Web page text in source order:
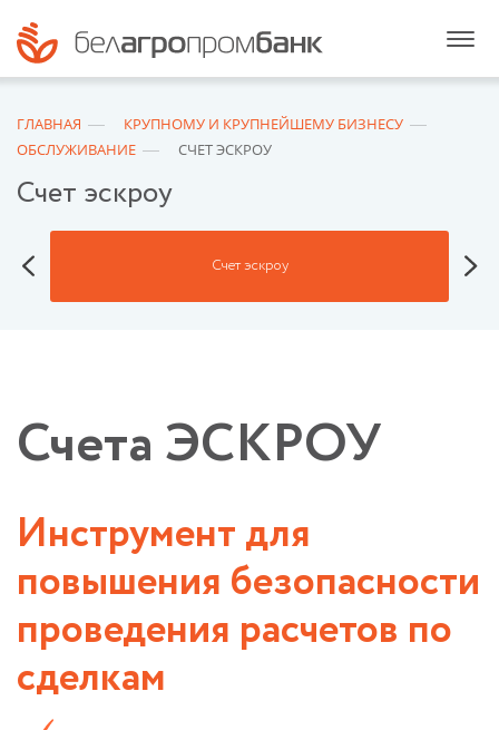
ГЛАВНАЯ
КРУПНОМУ И КРУПНЕЙШЕМУ БИЗНЕСУ
ОБСЛУЖИВАНИЕ
СЧЕТ ЭСКРОУ
Счет эскроу
Счет эскроу
Счета ЭСКРОУ
Инструмент для
повышения безопасности
проведения расчетов по
сделкам